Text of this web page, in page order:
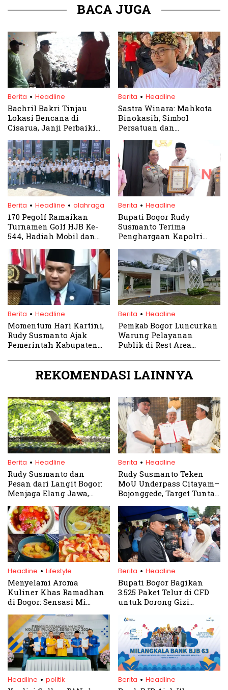
BACA JUGA
Berita . Headline
Bachril Bakri Tinjau
Lokasi Bencana di
Cisarua, Janji Perbaiki
Air
Berita . Headline
Sastra Winara: Mahkota
Binokasih, Simbol
Persatuan dan
Kabupaten Bogor
Berita . Headline . olahraga
170 Pegolf Ramaikan
Turnamen Golf HJB Ke-
544, Hadiah Mobil dan
Berita . Headline
Bupati Bogor Rudy
Susmanto Terima
Penghargaan Kapolri
Unggulan Kemala Taruna
Bhayangkara
Berita . Headline
Momentum Hari Kartini,
Rudy Susmanto Ajak
Pemerintah Kabupaten
Pemberdayaan
Perempuan
Berita . Headline
Pemkab Bogor Luncurkan
Warung Pelayanan
Publik di Rest Area
REKOMENDASI LAINNYA
Berita . Headline
Rudy Susmanto dan
Pesan dari Langit Bogor:
Menjaga Elang Jawa,
Menjaga Simbol Bangsa
Berita . Headline
Rudy Susmanto Teken
MoU Underpass Citayam–
Bojonggede, Target Tuntas
Headline . Lifestyle
Menyelami Aroma
Kuliner Khas Ramadhan
di Bogor: Sensasi Mi
Kuning yang Menggugah
Selera
Berita . Headline
Bupati Bogor Bagikan
3.525 Paket Telur di CFD
untuk Dorong Gizi
Headline . politik Berita . Headline